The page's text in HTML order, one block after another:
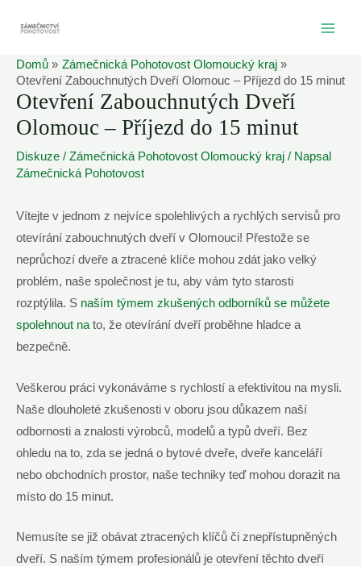
Domů
Zámečnická Pohotovost Olomoucký kraj
Otevření Zabouchnutých Dveří Olomouc – Příjezd do 15 minut
Otevření Zabouchnutých Dveří
Olomouc – Příjezd do 15 minut
Diskuze / Zámečnická Pohotovost Olomoucký kraj / Napsal
Zámečnická Pohotovost
Vítejte v jednom z nejvíce spolehlivých a rychlých servisů pro
otevírání zabouchnutých dveří v Olomouci! Přestože se
neprůchozí dveře a ztracené klíče mohou zdát jako velký
problém, naše společnost je tu, aby vám tyto starosti
rozptýlila. S naším týmem zkušených odborníků se můžete
spolehnout na to, že otevírání dveří proběhne hladce a
bezpečně.
Veškerou práci vykonáváme s rychlostí a efektivitou na mysli.
Naše dlouholeté zkušenosti v oboru jsou důkazem naší
odbornosti a znalosti výrobců, modelů a typů dveří. Bez
ohledu na to, zda se jedná o bytové dveře, dveře kanceláří
nebo obchodních prostor, naše techniky teď mohou dorazit na
místo do 15 minut.
Nemusíte se již obávat ztracených klíčů či znepřístupněných
dveří. S naším týmem profesionálů je otevření těchto dveří